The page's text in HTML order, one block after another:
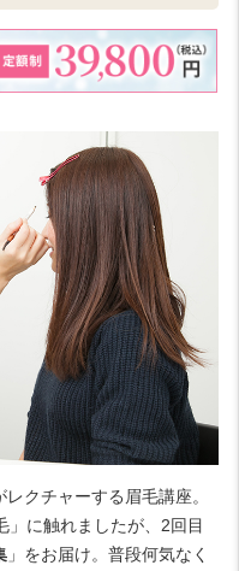
クチャーする眉毛講座。
」に触れましたが、2回目
」をお届け。普段何気なく